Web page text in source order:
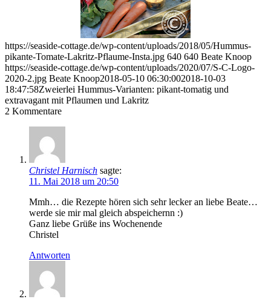
https://seaside-cottage.de/wp-content/uploads/2018/05/Hummus-
pikante-Tomate-Lakritz-Pflaume-Insta.jpg 640 640 Beate Knoop
https://seaside-cottage.de/wp-content/uploads/2020/07/S-C-Logo-
2020-2.jpg Beate Knoop2018-05-10 06:30:002018-10-03
18:47:58Zweierlei Hummus-Varianten: pikant-tomatig und
extravagant mit Pflaumen und Lakritz
2 Kommentare
Christel Harnisch sagte:
11. Mai 2018 um 20:50
Mmh… die Rezepte hören sich sehr lecker an liebe Beate…
werde sie mir mal gleich abspeichernn :)
Ganz liebe Grüße ins Wochenende
Christel
Antworten